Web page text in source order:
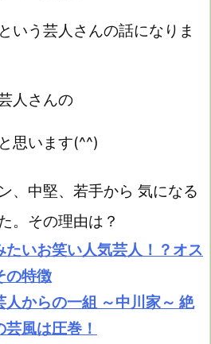
いう芸人さんの話になりま
人さんの
思います(^^)
、中堅、若手から 気になる
。その理由は？
たいお笑い人気芸人！？オス
の特徴
からの一組 ～中川家～ 絶
風は圧巻！